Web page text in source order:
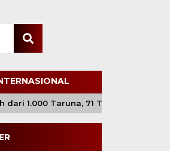
1.000 Taruna, 71 Taruni Akpol